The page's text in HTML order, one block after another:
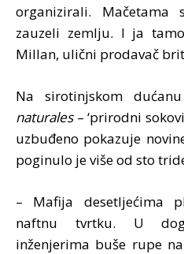
organizirali.
zauzeli zemlju. I ja
Millan, ulični prodavač
Na sirotinjskom
naturales– ‘prirodni
uzbuđeno pokazuje
poginulo je više od sto
– Mafija desetljećima
naftnu tvrtku. U
inženjerima buše rupe